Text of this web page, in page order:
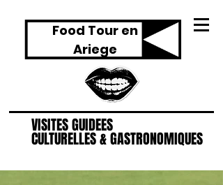
Food Tour en
Ariege
VISITES GUIDEES
CULTURELLES & GASTRONOMIQUES
VISITES GUIDEES
CULTURELLES & GASTRONOMIQUES